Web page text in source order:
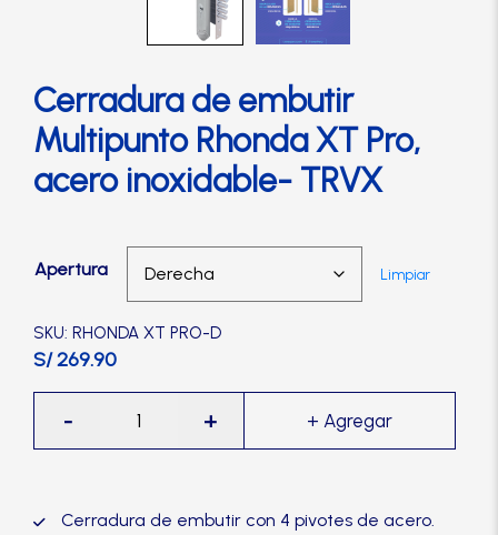
Cerrojos
Cierrapuertas
Otros
Packs
Perillas
Cerradura de embutir
Multipunto Rhonda XT Pro,
acero inoxidable- TRVX
Apertura Limpiar
SKU: RHONDA XT PRO-D
S/ 269.90
-
Rhonda
+
Cerradura de embutir con 4 pivotes de acero.